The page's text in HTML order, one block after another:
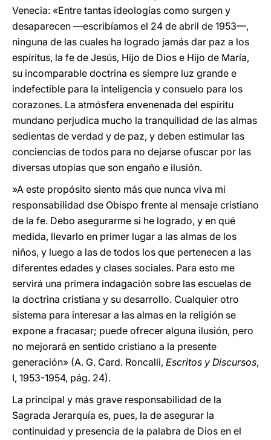
Venecia: «Entre tantas ideologías como surgen y
desaparecen —escribíamos el 24 de abril de 1953—,
ninguna de las cuales ha logrado jamás dar paz a los
espíritus, la fe de Jesús, Hijo de Dios e Hijo de María,
su incomparable doctrina es siempre luz grande e
indefectible para la inteligencia y consuelo para los
corazones. La atmósfera envenenada del espíritu
mundano perjudica mucho la tranquilidad de las almas
sedientas de verdad y de paz, y deben estimular las
conciencias de todos para no dejarse ofuscar por las
diversas utopías que son engaño e ilusión.
»A este propósito siento más que nunca viva mi
responsabilidad dse Obispo frente al mensaje cristiano
de la fe. Debo asegurarme si he logrado, y en qué
medida, llevarlo en primer lugar a las almas de los
niños, y luego a las de todos los que pertenecen a las
diferentes edades y clases sociales. Para esto me
servirá una primera indagación sobre las escuelas de
la doctrina cristiana y su desarrollo. Cualquier otro
sistema para interesar a las almas en la religión se
expone a fracasar; puede ofrecer alguna ilusión, pero
no mejorará en sentido cristiano a la presente
generación» (A. G. Card. Roncalli, Escritos y Discursos,
I, 1953-1954, pág. 24).
La principal y más grave responsabilidad de la
Sagrada Jerarquía es, pues, la de asegurar la
continuidad y presencia de la palabra de Dios en el